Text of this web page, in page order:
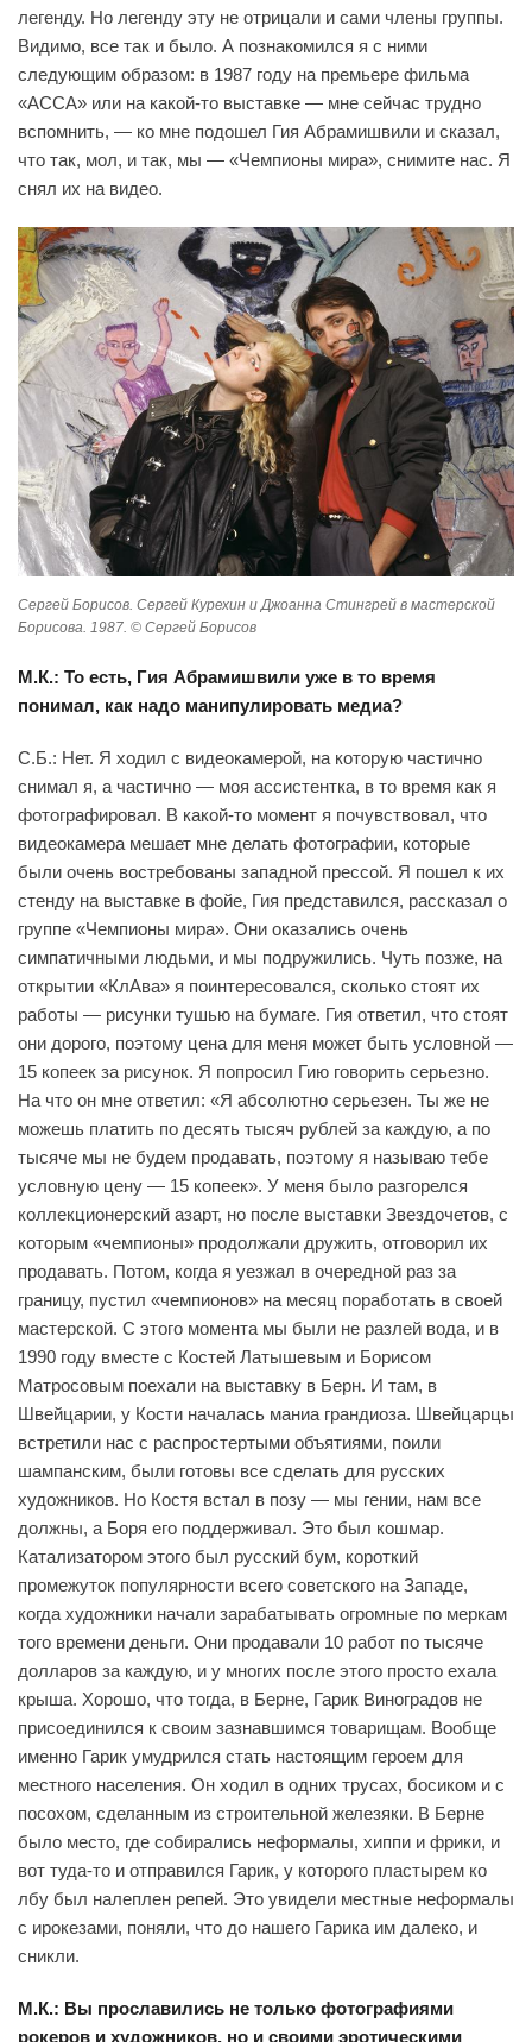
легенду. Но легенду эту не отрицали и сами члены группы.
Видимо, все так и было. А познакомился я с ними
следующим образом: в 1987 году на премьере фильма
«АССА» или на какой-то выставке — мне сейчас трудно
вспомнить, — ко мне подошел Гия Абрамишвили и сказал,
что так, мол, и так, мы — «Чемпионы мира», снимите нас. Я
снял их на видео.
Сергей Борисов. Сергей Курехин и Джоанна Стингрей в мастерской
Борисова. 1987. © Сергей Борисов
М.К.: То есть, Гия Абрамишвили уже в то время
понимал, как надо манипулировать медиа?
С.Б.: Нет. Я ходил с видеокамерой, на которую частично
снимал я, а частично — моя ассистентка, в то время как я
фотографировал. В какой-то момент я почувствовал, что
видеокамера мешает мне делать фотографии, которые
были очень востребованы западной прессой. Я пошел к их
стенду на выставке в фойе, Гия представился, рассказал о
группе «Чемпионы мира». Они оказались очень
симпатичными людьми, и мы подружились. Чуть позже, на
открытии «КлАва» я поинтересовался, сколько стоят их
работы — рисунки тушью на бумаге. Гия ответил, что стоят
они дорого, поэтому цена для меня может быть условной —
15 копеек за рисунок. Я попросил Гию говорить серьезно.
На что он мне ответил: «Я абсолютно серьезен. Ты же не
можешь платить по десять тысяч рублей за каждую, а по
тысяче мы не будем продавать, поэтому я называю тебе
условную цену — 15 копеек». У меня было разгорелся
коллекционерский азарт, но после выставки Звездочетов, с
которым «чемпионы» продолжали дружить, отговорил их
продавать. Потом, когда я уезжал в очередной раз за
границу, пустил «чемпионов» на месяц поработать в своей
мастерской. С этого момента мы были не разлей вода, и в
1990 году вместе с Костей Латышевым и Борисом
Матросовым поехали на выставку в Берн. И там, в
Швейцарии, у Кости началась маниа грандиоза. Швейцарцы
встретили нас с распростертыми объятиями, поили
шампанским, были готовы все сделать для русских
художников. Но Костя встал в позу — мы гении, нам все
должны, а Боря его поддерживал. Это был кошмар.
Катализатором этого был русский бум, короткий
промежуток популярности всего советского на Западе,
когда художники начали зарабатывать огромные по меркам
того времени деньги. Они продавали 10 работ по тысяче
долларов за каждую, и у многих после этого просто ехала
крыша. Хорошо, что тогда, в Берне, Гарик Виноградов не
присоединился к своим зазнавшимся товарищам. Вообще
именно Гарик умудрился стать настоящим героем для
местного населения. Он ходил в одних трусах, босиком и с
посохом, сделанным из строительной железяки. В Берне
было место, где собирались неформалы, хиппи и фрики, и
вот туда-то и отправился Гарик, у которого пластырем ко
лбу был налеплен репей. Это увидели местные неформалы
с ирокезами, поняли, что до нашего Гарика им далеко, и
сникли.
М.К.: Вы прославились не только фотографиями
рокеров и художников, но и своими эротическими